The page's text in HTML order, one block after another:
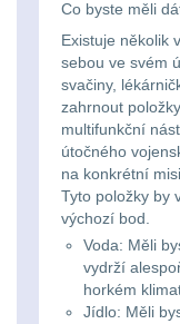
a vaky
Adaptéry32
Nože164
Taktická
Láhve 16
Lékárničky
Co byste měli
Existuje několik
sebou ve svém
svačiny,
zahrnout
multifunkční
útočného
na konkrétní
Tyto položky by
výchozí bod.
Voda: Měli
vydrží
horkém
Jídlo: Měli